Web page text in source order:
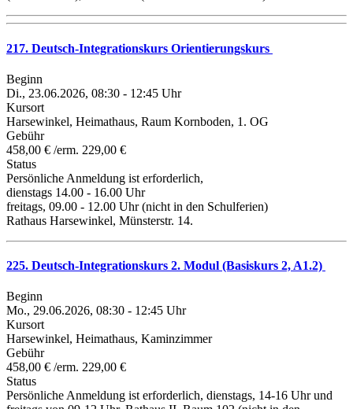
217. Deutsch-Integrationskurs Orientierungskurs
Beginn
Di., 23.06.2026, 08:30 - 12:45 Uhr
Kursort
Harsewinkel, Heimathaus, Raum Kornboden, 1. OG
Gebühr
458,00 € /erm. 229,00 €
Status
Persönliche Anmeldung ist erforderlich,
dienstags 14.00 - 16.00 Uhr
freitags, 09.00 - 12.00 Uhr (nicht in den Schulferien)
Rathaus Harsewinkel, Münsterstr. 14.
225. Deutsch-Integrationskurs 2. Modul (Basiskurs 2, A1.2)
Beginn
Mo., 29.06.2026, 08:30 - 12:45 Uhr
Kursort
Harsewinkel, Heimathaus, Kaminzimmer
Gebühr
458,00 € /erm. 229,00 €
Status
Persönliche Anmeldung ist erforderlich, dienstags, 14-16 Uhr und